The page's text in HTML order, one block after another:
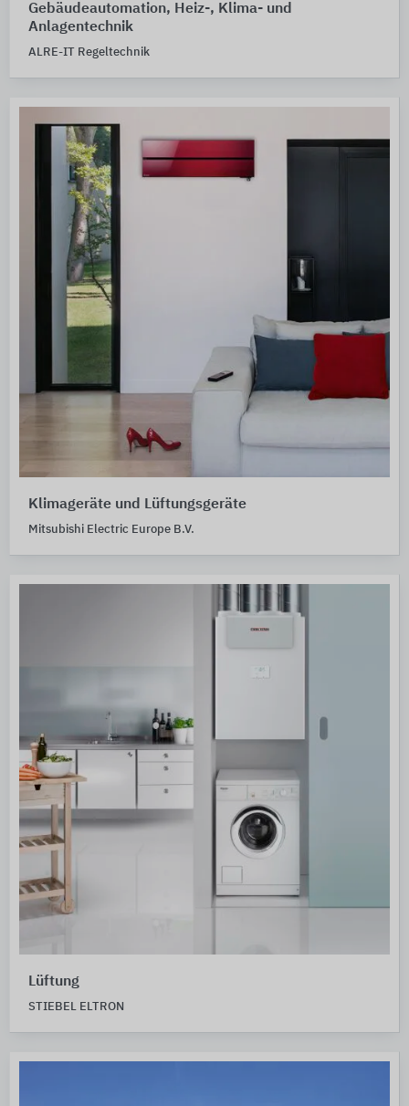
Gebäudeautomation, Heiz-, Klima- und
Anlagentechnik
ALRE-IT Regeltechnik
Klimageräte und Lüftungsgeräte
Mitsubishi Electric Europe B.V.
Lüftung
STIEBEL ELTRON